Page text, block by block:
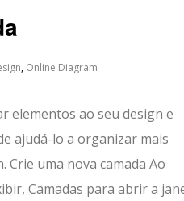
, Online Diagram
elementos ao seu design e
ajudá-lo a organizar mais
Crie uma nova camada Ao
Camadas para abrir a